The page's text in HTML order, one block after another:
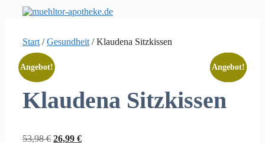
Start /Gesundheit / Klaudena Sitzkissen
Angebot!
Klaudena Sitzkissen
53,98€ Ursprünglicher
26,99 €Aktueller
Angebot!
Angebot!
Angebot!
Angebot!